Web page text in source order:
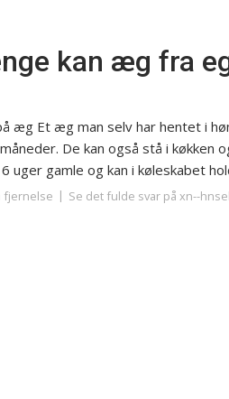
kan æg fra
æg Et æg man selv har hentet i
De kan også stå i
uger gamle og kan i køleskabet
fjernelse Se det fulde svar på xn--